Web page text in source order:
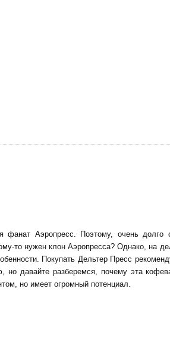
фанат Аэропресс. Поэтому, очень
то нужен клон Аэропресса? Однако, на
Покупать Дельтер Пресс
но давайте разберемся, почему эта
но имеет огромный потенциал.